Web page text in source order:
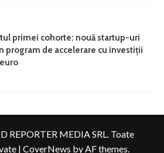
primei cohorte: nouă startup-uri
program de accelerare cu investiții
REPORTER MEDIA SRL. Toate
| CoverNews by AF themes.